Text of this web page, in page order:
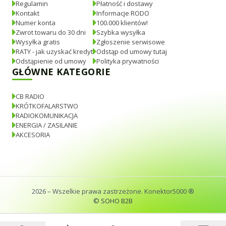
Regulamin
Kontakt
Numer konta
Zwrot towaru do 30 dni
Wysyłka gratis
RATY - jak uzyskać kredyt
Odstąpienie od umowy
Płatność i dostawy
Informacje RODO
100.000 klientów!
Szybka wysyłka
Zgłoszenie serwisowe
Odstąp od umowy tutaj
Polityka prywatności
GŁÓWNE KATEGORIE
CB RADIO
KRÓTKOFALARSTWO
RADIOKOMUNIKACJA
ENERGIA / ZASILANIE
AKCESORIA
2026– Wszelkie prawa zastrzeżone. Konektor5000 ®
© SOHO B2B